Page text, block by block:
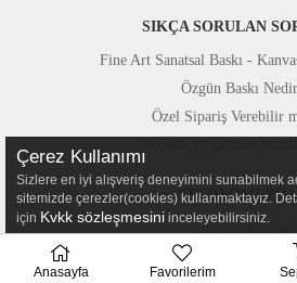
SIKÇA SORULAN
Fine Art Sanatsal Baskı -
Özgün Baskı
Özel Sipariş Verebilir
Fotoğraf Kareleri
Basında
Çerez Kullanımı
Sizlere en iyi alışveriş deneyimini sunabilmek
sitemizde çerezler(cookies) kullanmaktayız.
için Kvkk sözleşmesini inceleyebilirsiniz.
Anasayfa Favorilerim